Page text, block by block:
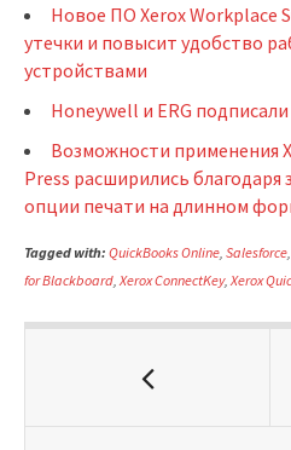
Новое ПО Xerox Workplace
утечки и повысит удобство
устройствами
Honeywell и ERG
Возможности применения
Press расширились благодаря
опции печати на длинном
Tagged with: QuickBooks Online Salesforce
for Blackboard Xerox ConnectKey, Xerox